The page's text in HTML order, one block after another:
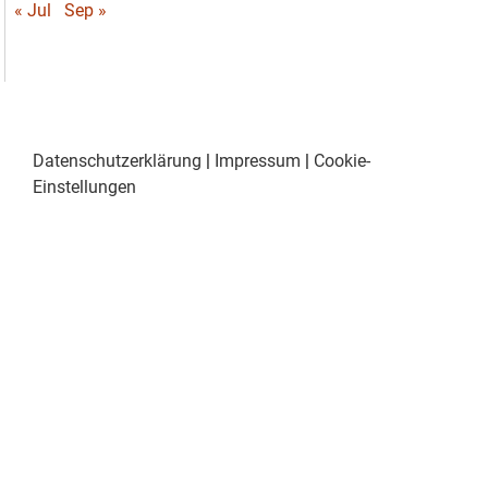
« Jul
Sep »
Datenschutzerklärung Impressum
Cookie-
Einstellungen